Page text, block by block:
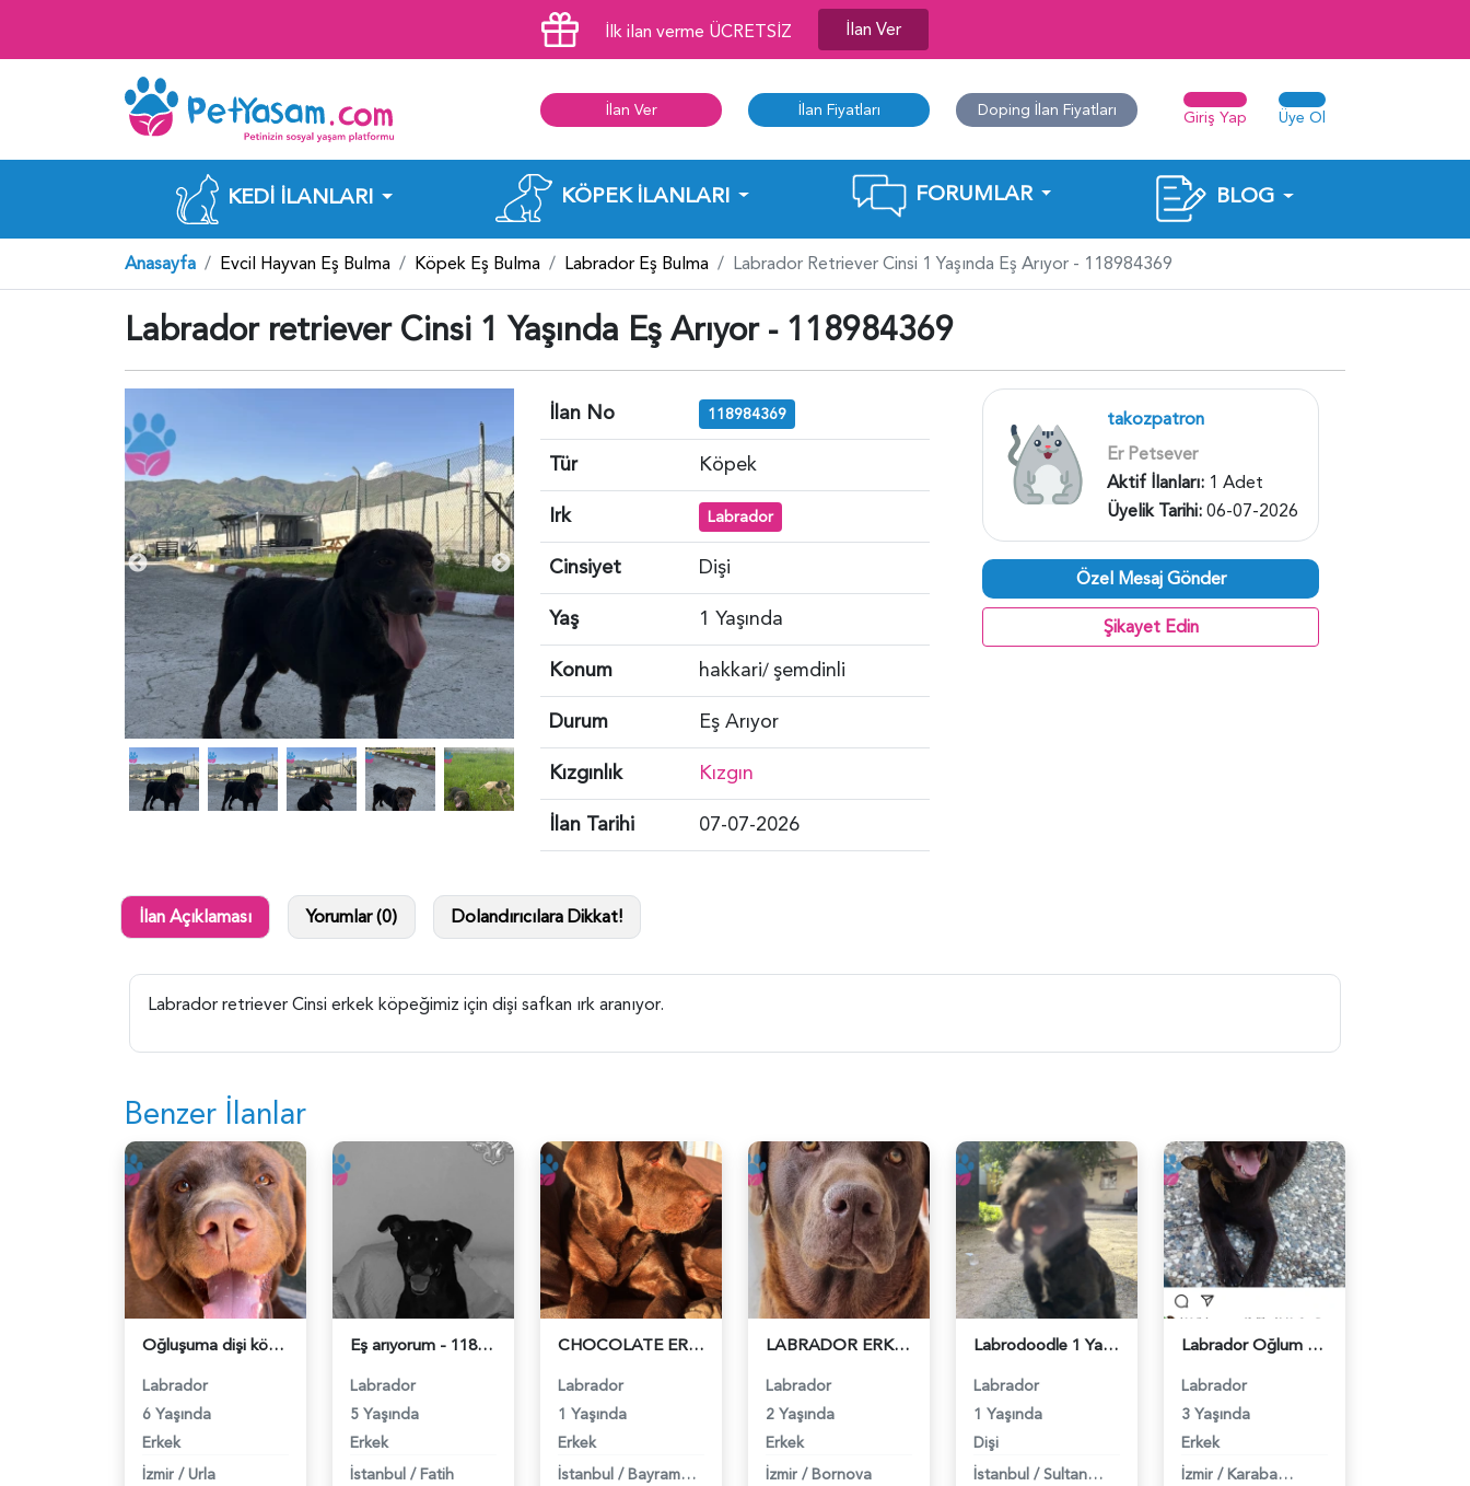
İlk ilan verme ÜCRETSİZ İlan Ver
İlan Ver İlan Fiyatları Doping İlan Fiyatları Giriş Yap Üye Ol
KEDI İLANLARI KÖPEK İLANLARI FORUMLAR BLOG
Anasayfa Evcil Hayvan Eş Bulma Köpek Eş Bulma Labrador Eş Bulma Labrador Retriever Cinsi 1 Yaşında Eş Arıyor - 118984369
Labrador retriever Cinsi 1 Yaşında Eş Arıyor - 118984369
İlan No 118984369
Tür
Köpek
Irk
Labrador
Cinsiyet
Dişi
Yaş
1 Yaşında
Konum
hakkari/şemdinli
Durum
Eş Arıyor
Kızgınlık
Kızgın
İlan Tarihi
07-07-2026
takozpatron
Er Petsever
Aktif İlanları: 1 Adet
Üyelik Tarihi:06-07-2026
Özel Mesaj Gönder
Şikayet Edin
İlan Açıklaması Yorumlar (0) Dolandırıcılara Dikkat!
Labrador retriever Cinsi erkek köpeğimiz için dişi safkan ırk aranıyor.
Benzer İlanlar
Oğluşuma dişi köpek arıyorum - 118983017
Labrador
6 Yaşında
Erkek
İzmir / Urla
Eş arıyorum - 118979119
Labrador
5 Yaşında
Erkek
İstanbul / Fatih
CHOCOLATE ERKEK LABRADOR - 118978802
Labrador
1 Yaşında
Erkek
İstanbul / Bayrampaşa
LABRADOR ERKEK - 118976906
Labrador
2 Yaşında
Erkek
İzmir / Bornova
Labrodoodle 1 Yaşında Köpeğim Eş Arıyor - 118974609
Labrador
1 Yaşında
Dişi
İstanbul / Sultanbeyli
Labrador Oğlum Max Eş Arıyor - 118968795
Labrador
3 Yaşında
Erkek
İzmir / Karabağlar